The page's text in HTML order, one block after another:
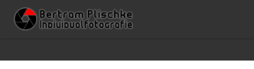
Skip to content